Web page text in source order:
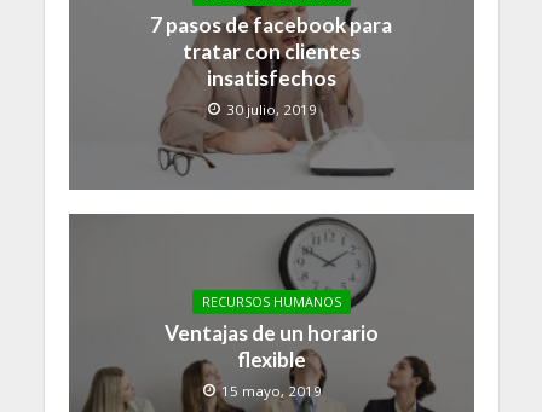
7 pasos de facebook para
tratar con clientes
insatisfechos
30 julio, 2019
RECURSOS HUMANOS
Ventajas de un horario
flexible
15 mayo, 2019